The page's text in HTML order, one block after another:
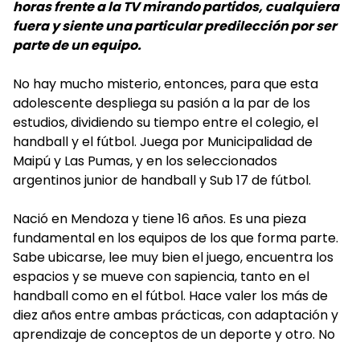
horas frente a la TV mirando partidos, cualquiera
fuera y siente una particular predilección por ser
parte de un equipo.
No hay mucho misterio, entonces, para que esta
adolescente despliega su pasión a la par de los
estudios, dividiendo su tiempo entre el colegio, el
handball y el fútbol. Juega por Municipalidad de
Maipú y Las Pumas, y en los seleccionados
argentinos junior de handball y Sub 17 de fútbol.
Nació en Mendoza y tiene 16 años. Es una pieza
fundamental en los equipos de los que forma parte.
Sabe ubicarse, lee muy bien el juego, encuentra los
espacios y se mueve con sapiencia, tanto en el
handball como en el fútbol. Hace valer los más de
diez años entre ambas prácticas, con adaptación y
aprendizaje de conceptos de un deporte y otro. No